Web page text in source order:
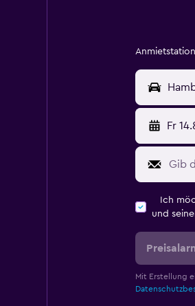
Anmietstation
Fr
Ich
und
Mit Erstellung